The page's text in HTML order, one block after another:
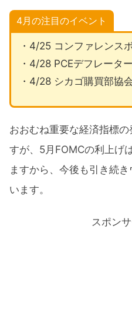
4月の注目のイベント
・4/25 コンファレンス
・4/28 PCEデフレーター
・4/28 シカゴ購買部協
おおむね重要な経済指標
すが、5月FOMCの利上げ
ますから、今後も引き続
います。
スポン